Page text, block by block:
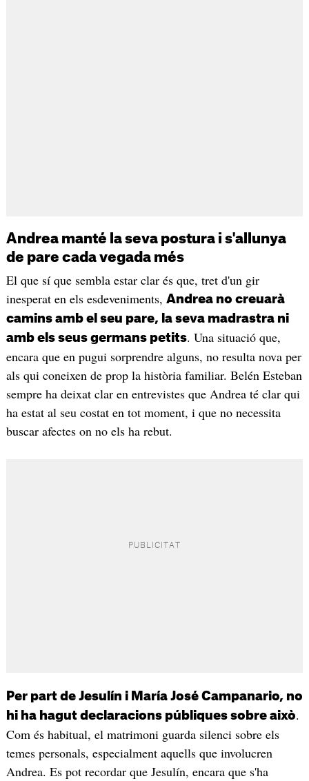
Andrea manté la seva postura i s'allunya
de pare cada vegada més
El que sí que sembla estar clar és que, tret d'un gir
inesperat en els esdeveniments, Andrea no creuarà
camins amb el seu pare, la seva madrastra ni
amb els seus germans petits. Una situació que,
encara que en pugui sorprendre alguns, no resulta nova per
als qui coneixen de prop la història familiar. Belén Esteban
sempre ha deixat clar en entrevistes que Andrea té clar qui
ha estat al seu costat en tot moment, i que no necessita
buscar afectes on no els ha rebut.
Per part de Jesulín i María José Campanario, no
hi ha hagut declaracions públiques sobre això.
Com és habitual, el matrimoni guarda silenci sobre els
temes personals, especialment aquells que involucren
Andrea. Es pot recordar que Jesulín, encara que s'ha